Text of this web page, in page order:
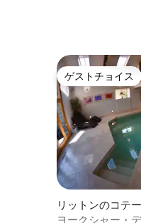
ゲストチョイス
ゲストチョイス
リットンのコテ
ヨークシャー・